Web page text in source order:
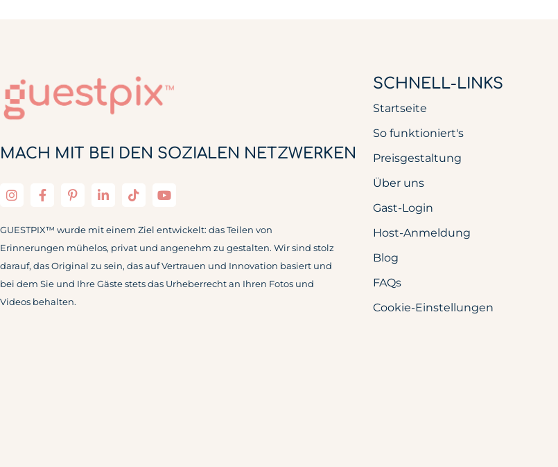
MACH MIT BEI DEN SOZIALEN NETZWERKEN
GUESTPIX™ wurde mit einem Ziel entwickelt: das Teilen von
Erinnerungen mühelos, privat und angenehm zu gestalten. Wir sind stolz
darauf, das Original zu sein, das auf Vertrauen und Innovation basiert und
bei dem Sie und Ihre Gäste stets das Urheberrecht an Ihren Fotos und
Videos behalten.
SCHNELL-LINKS
Startseite
So funktioniert's
Preisgestaltung
Über uns
Gast-Login
Host-Anmeldung
Blog
FAQs
Cookie-Einstellungen